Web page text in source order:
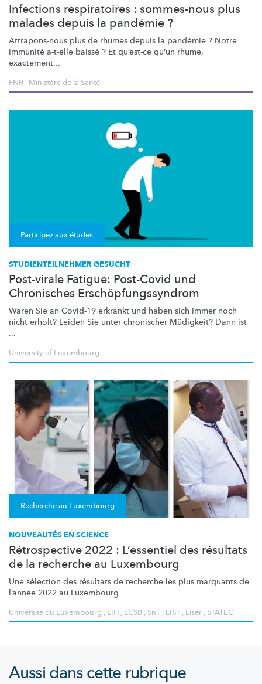
Infections respiratoires : sommes-nous plus
malades depuis la pandémie ?
Attrapons-nous plus de rhumes depuis la pandémie ? Notre
immunité a-t-elle baissé ? Et qu’est-ce qu’un rhume,
exactement...
FNR , Ministère de la Santé
Participez aux études
STUDIENTEILNEHMER GESUCHT
Post-virale Fatigue: Post-Covid und
Chronisches Erschöpfungssyndrom
Waren Sie an Covid-19 erkrankt und haben sich immer noch
nicht erholt? Leiden Sie unter chronischer Müdigkeit? Dann ist
...
University of Luxembourg
Recherche au Luxembourg
NOUVEAUTÉS EN SCIENCE
Rétrospective 2022 : L’essentiel des résultats
de la recherche au Luxembourg
Une sélection des résultats de recherche les plus marquants de
l’année 2022 au Luxembourg.
Université du Luxembourg , LIH , LCSB , SnT, LIST, Liser , STATEC
Aussi dans cette rubrique